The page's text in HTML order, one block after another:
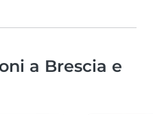
a Brescia e